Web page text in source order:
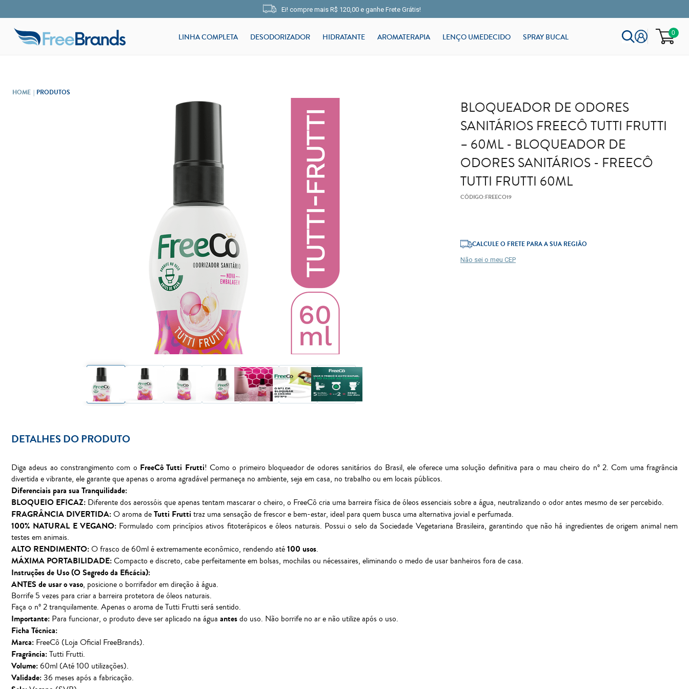
Ei! compre mais R$ 120,00e ganhe Frete Grátis!
LINHA COMPLETA DESODORIZADOR HIDRATANTE AROMATERAPIA LENÇO UMEDECIDO SPRAY BUCAL 0
PRODUTOS
BLOQUEADOR DE ODORES
SANITÁRIOS FREECÔ TUTTI FRUTTI
– 60ML - BLOQUEADOR DE
ODORES SANITÁRIOS - FREECÔ
TUTTI FRUTTI 60ML
CÓDIGO:FREECO19
CALCULE O FRETE PARA A SUA REGIÃO
Não sei o meu CEP
DETALHES DO PRODUTO
Diga adeus ao constrangimento com o FreeCô Tutti Frutti! Como o primeiro bloqueador de odores sanitários do Brasil, ele oferece uma solução definitiva para o mau cheiro do nº 2. Com uma fragrância
divertida e vibrante, ele garante que apenas o aroma agradável permaneça no ambiente, seja em casa, no trabalho ou em locais públicos.
Diferenciais para sua Tranquilidade:
BLOQUEIO EFICAZ: Diferente dos aerossóis que apenas tentam mascarar o cheiro, o FreeCô cria uma barreira física de óleos essenciais sobre a água, neutralizando o odor antes mesmo de ser percebido.
FRAGRÂNCIA DIVERTIDA:O aroma deTutti Frutti traz uma sensação de frescor e bem-estar, ideal para quem busca uma alternativa jovial e perfumada.
100% NATURAL E VEGANO: Formulado com princípios ativos fitoterápicos e óleos naturais. Possui o selo da Sociedade Vegetariana Brasileira, garantindo que não há ingredientes de origem animal nem
testes em animais.
ALTO RENDIMENTO:O frasco de 60ml é extremamente econômico, rendendo até100 usos.
MÁXIMA PORTABILIDADE:Compacto e discreto, cabe perfeitamente em bolsas, mochilas ou nécessaires, eliminando o medo de usar banheiros fora de casa.
Instruções de Uso (O Segredo da Eficácia):
ANTES de usar o vaso, posicione o borrifador em direção à água.
Borrife 5 vezes para criar a barreira protetora de óleos naturais.
Faça o nº 2 tranquilamente. Apenas o aroma de Tutti Frutti será sentido.
Importante: Para funcionar, o produto deve ser aplicado na água antesdo uso. Não borrife no ar e não utilize após o uso.
Ficha Técnica:
Marca: FreeCô (Loja Oficial FreeBrands).
Fragrância:Tutti Frutti.
Volume:60ml (Até 100 utilizações).
Validade:36 meses após a fabricação.